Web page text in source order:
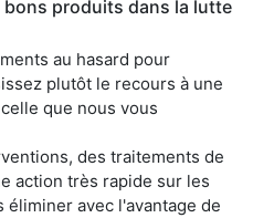
produits dans la lutte
au hasard pour
plutôt le recours à une
que nous vous
des traitements de
action très rapide sur les
avec l'avantage de